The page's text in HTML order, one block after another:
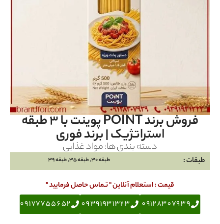
فروش برند POINT پوينت با ۳ طبقه
استراتژیک | برند فوری
دسته بندی ها:مواد غذایی
طبقات : طبقه 30, طبقه 35, طبقه 39
قیمت : استعلام آنلاین " تـماس حاصل فرمایید "
09128307939
09391931323
09177755652